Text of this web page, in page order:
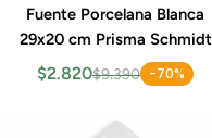
Fuente Porcelana Blanca
29x20 cm Prisma Schmidt
$2.820$9.390 -70%